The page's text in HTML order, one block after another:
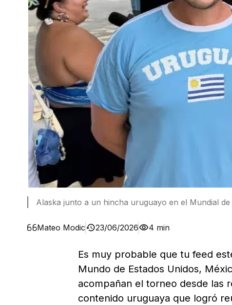
Alaska junto a un hincha uruguayo en el Mundial
Mateo Modic 23/06/2026 4 min
Es muy probable que tu feed
Mundo de Estados Unidos,
acompañan el torneo desde las
contenido uruguaya que logró